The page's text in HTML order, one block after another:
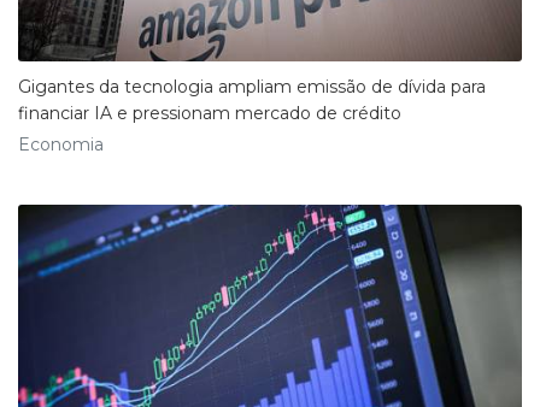
Gigantes da tecnologia ampliam emissão de dívida para
financiar IA e pressionam mercado de crédito
Economia